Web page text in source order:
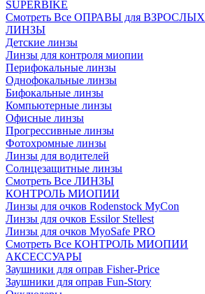
SUPERBIKE
Смотреть Все ОПРАВЫ для ВЗРОСЛЫХ
ЛИНЗЫ
Детские линзы
Линзы для контроля миопии
Перифокальные линзы
Однофокальные линзы
Бифокальные линзы
Компьютерные линзы
Офисные линзы
Прогрессивные линзы
Фотохромные линзы
Линзы для водителей
Солнцезащитные линзы
Смотреть Все ЛИНЗЫ
КОНТРОЛЬ МИОПИИ
Линзы для очков Rodenstock MyCon
Линзы для очков Essilor Stellest
Линзы для очков MyoSafe PRO
Смотреть Все КОНТРОЛЬ МИОПИИ
АКСЕССУАРЫ
Заушники для оправ Fisher-Price
Заушники для оправ Fun-Story